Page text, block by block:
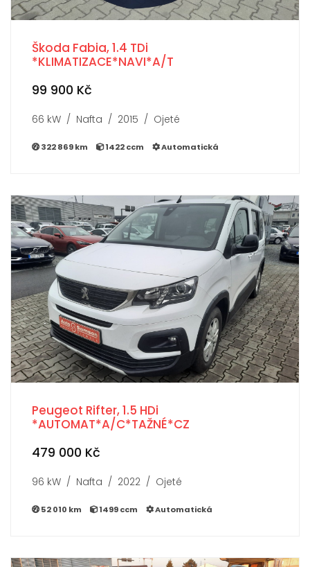
Škoda Fabia, 1.4 TDi
*KLIMATIZACE*NAVI*A/T
99 900 Kč
66 kW / Nafta / 2015 / Ojeté
322 869 km 1422 ccm Automatická
Peugeot Rifter, 1.5 HDi
*AUTOMAT*A/C*TAŽNÉ*CZ
479 000 Kč
96 kW / Nafta / 2022 / Ojeté
52 010 km 1499 ccm Automatická